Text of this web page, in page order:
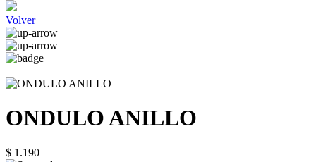
Volver
ONDULO ANILLO
$ 1.190